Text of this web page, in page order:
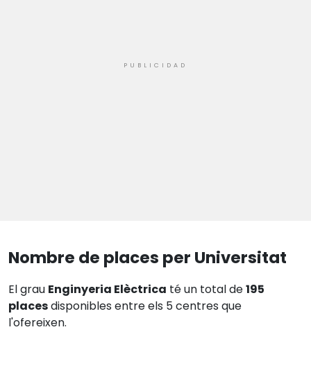
Nombre de places per Universitat
El grau Enginyeria Elèctrica té un total de195
placesdisponibles entre els 5 centres que
l'ofereixen.